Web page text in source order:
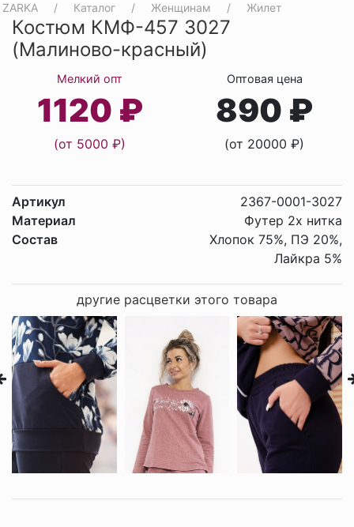
ZARKA Каталог Женщинам Жилет
Костюм КМФ-457 3027
(Малиново-красный)
Мелкий опт
1120 ₽
(от 5000 ₽)
Оптовая цена
890 ₽
(от 20000 ₽)
Артикул
2367-0001-3027
Материал
Футер 2х нитка
Состав
Хлопок 75%, ПЭ 20%,
Лайкра 5%
другие расцветки этого товара